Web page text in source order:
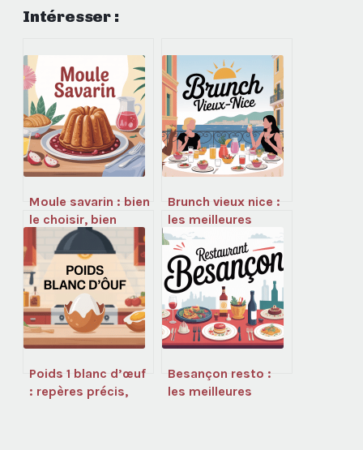
Intéresser :
Moule savarin : bien
le choisir, bien
l’utiliser, éviter les
ratés
Brunch vieux nice :
les meilleures
adresses où
brunchez sans vous
tromper
Poids 1 blanc d’œuf
: repères précis,
Besançon resto :
les meilleures